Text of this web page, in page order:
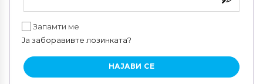
Запамти ме
Ја заборавивте лозинката?
НАЈАВИ СЕ